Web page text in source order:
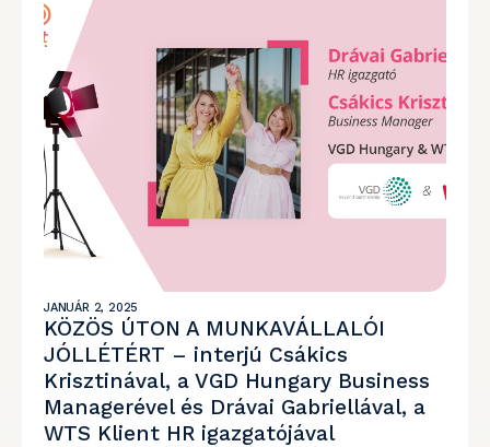
JANUÁR 2, 2025
KÖZÖS ÚTON A MUNKAVÁLLALÓI
JÓLLÉTÉRT – interjú Csákics
Krisztinával, a VGD Hungary Business
Managerével és Drávai Gabriellával, a
WTS Klient HR igazgatójával